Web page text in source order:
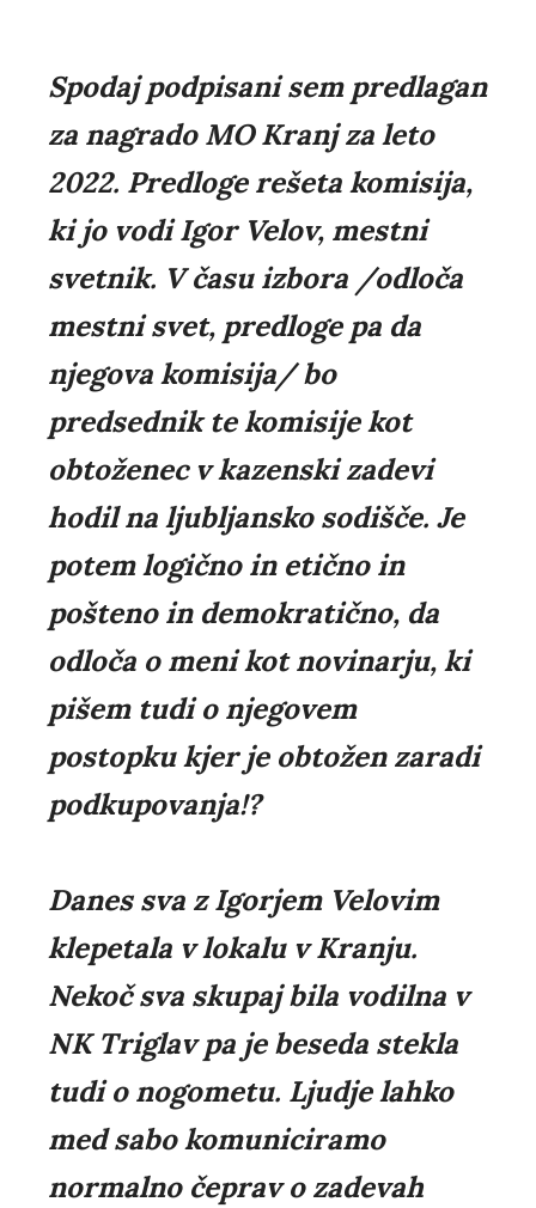
Spodaj podpisani sem predlagan
za nagrado MO Kranj za leto
2022. Predloge rešeta komisija,
ki jo vodi Igor Velov, mestni
svetnik. V času izbora /odloča
mestni svet, predloge pa da
njegova komisija/ bo
predsednik te komisije kot
obtoženec v kazenski zadevi
hodil na ljubljansko sodišče. Je
potem logično in etično in
pošteno in demokratično, da
odloča o meni kot novinarju, ki
pišem tudi o njegovem
postopku kjer je obtožen zaradi
podkupovanja!?
Danes sva z Igorjem Velovim
klepetala v lokalu v Kranju.
Nekoč sva skupaj bila vodilna v
NK Triglav pa je beseda stekla
tudi o nogometu. Ljudje lahko
med sabo komuniciramo
normalno čeprav o zadevah